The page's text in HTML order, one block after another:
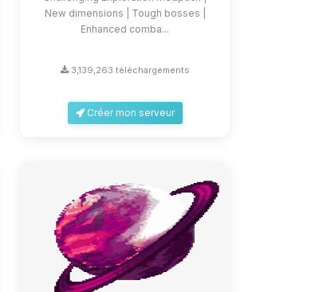
New dimensions | Tough bosses |
Enhanced comba...
3,139,263 téléchargements
Créer mon serveur